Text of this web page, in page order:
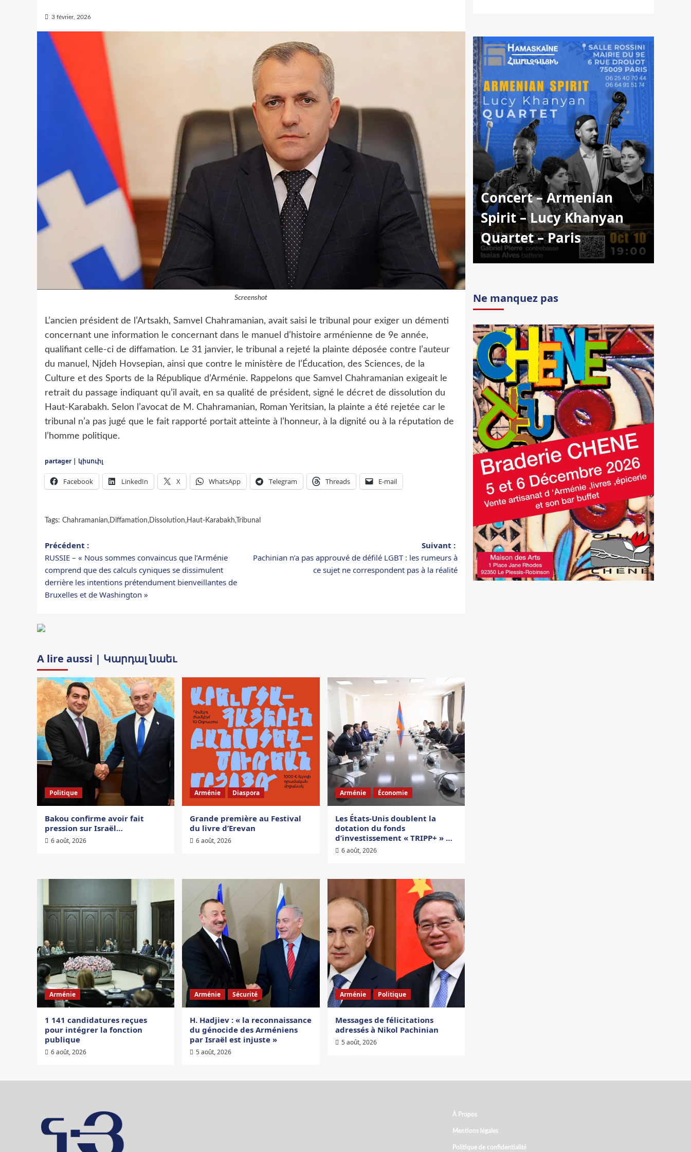
3 février, 2026
Screenshot
L’ancien président de l’Artsakh, Samvel Chahramanian, avait saisi le tribunal pour exiger un démenti
concernant une information le concernant dans le manuel d’histoire arménienne de 9e année,
qualifiant celle-ci de diffamation. Le 31 janvier, le tribunal a rejeté la plainte déposée contre l’auteur
du manuel, Njdeh Hovsepian, ainsi que contre le ministère de l’Éducation, des Sciences, de la
Culture et des Sports de la République d’Arménie. Rappelons que Samvel Chahramanian exigeait le
retrait du passage indiquant qu’il avait, en sa qualité de président, signé le décret de dissolution du
Haut-Karabakh. Selon l’avocat de M. Chahramanian, Roman Yeritsian, la plainte a été rejetée car le
tribunal n’a pas jugé que le fait rapporté portait atteinte à l’honneur, à la dignité ou à la réputation de
l’homme politique.
partager | կիսուիլ
Facebook LinkedIn X WhatsApp Telegram Threads E-mail
Tags: Chahramanian,Diffamation,Dissolution,Haut-Karabakh,Tribunal
Navigation
d’article
Précédent :
RUSSIE – « Nous sommes convaincus que l’Arménie
comprend que des calculs cyniques se dissimulent
derrière les intentions prétendument bienveillantes de
Bruxelles et de Washington »
Suivant :
Pachinian n’a pas approuvé de défilé LGBT : les rumeurs à
ce sujet ne correspondent pas à la réalité
A lire aussi | Կարդալ նաեւ
Politique
Bakou confirme avoir fait
pression sur Israël…
6 août, 2026
Arménie Diaspora
Grande première au Festival
du livre d’Erevan
6 août, 2026
Arménie Économie
Les États-Unis doublent la
dotation du fonds
d’investissement « TRIPP+ » …
6 août, 2026
Arménie
1 141 candidatures reçues
pour intégrer la fonction
publique
6 août, 2026
Arménie Sécurité
H. Hadjiev : « la reconnaissance
du génocide des Arméniens
par Israël est injuste »
5 août, 2026
Arménie Politique
Messages de félicitations
adressés à Nikol Pachinian
5 août, 2026
Concert – Armenian
Spirit – Lucy Khanyan
Quartet – Paris
Ne manquez pas
À Propos
Mentions légales
Politique de confidentialité